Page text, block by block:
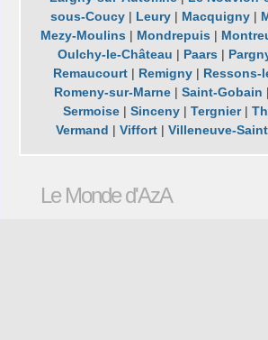
sous-Coucy | Leury | Macquigny |
Mezy-Moulins | Mondrepuis |
Oulchy-le-Château | Paars |
Remaucourt | Remigny | Ressons-
Romeny-sur-Marne| Saint-Gobain |
Sermoise| Sinceny| Tergnier|
Vermand |Viffort |Villeneuve-
Le Monde d'AzA